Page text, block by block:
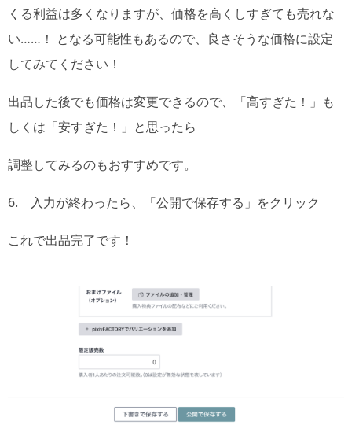
くる利益は多くなりますが、価格を高くしすぎても売れな
い……！ となる可能性もあるので、良さそうな価格に設定
してみてください！
出品した後でも価格は変更できるので、「高すぎた！」も
しくは「安すぎた！」と思ったら
調整してみるのもおすすめです。
6. 入力が終わったら、「公開で保存する」をクリック
これで出品完了です！